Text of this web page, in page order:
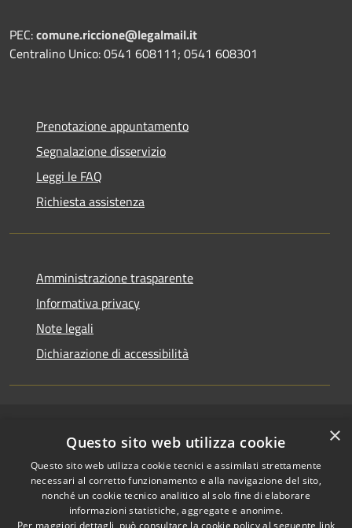
PEC:comune.riccione@legalmail.it
Centralino Unico: 0541 608111; 0541 608301
Prenotazione appuntamento
Segnalazione disservizio
Leggi le FAQ
Richiesta assistenza
Amministrazione trasparente
Informativa privacy
Note legali
Dichiarazione di accessibilità
Accessibilità
Privacy
Cookie
Mappa del sito
Copyright © 2026 • Comune di
Riccione • Powered by
Municipium•Accesso
redazione
×
Questo sito web utilizza cookie
Questo sito web utilizza cookie tecnici e assimilati strettamente
necessari al corretto funzionamento e alla navigazione del sito,
nonché un cookie tecnico analitico al solo fine di elaborare
informazioni statistiche, aggregate e anonime.
Per maggiori dettagli, può consultare la cookie policy al seguente link